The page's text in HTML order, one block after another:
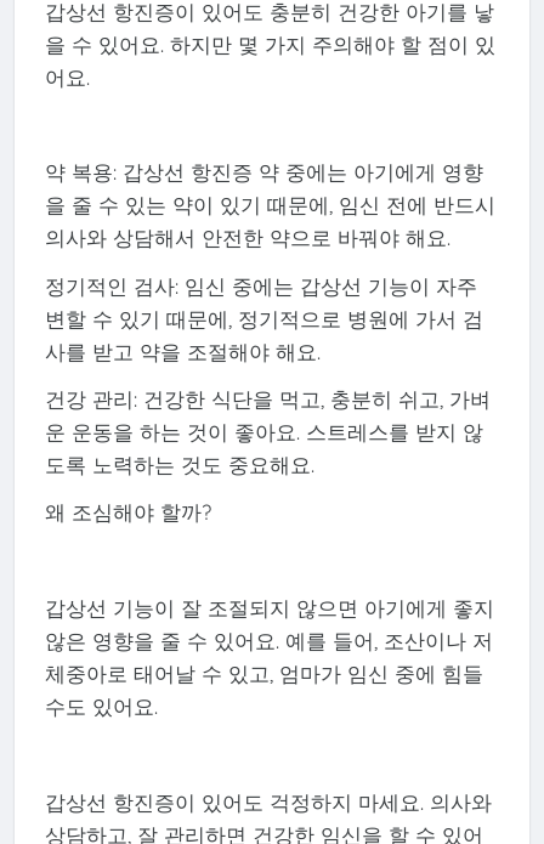
갑상선 항진증이 있어도 충분히 건강한 아기를 낳
을 수 있어요. 하지만 몇 가지 주의해야 할 점이 있
어요.
약 복용: 갑상선 항진증 약 중에는 아기에게 영향
을 줄 수 있는 약이 있기 때문에, 임신 전에 반드시
의사와 상담해서 안전한 약으로 바꿔야 해요.
정기적인 검사: 임신 중에는 갑상선 기능이 자주
변할 수 있기 때문에, 정기적으로 병원에 가서 검
사를 받고 약을 조절해야 해요.
건강 관리: 건강한 식단을 먹고, 충분히 쉬고, 가벼
운 운동을 하는 것이 좋아요. 스트레스를 받지 않
도록 노력하는 것도 중요해요.
왜 조심해야 할까?
갑상선 기능이 잘 조절되지 않으면 아기에게 좋지
않은 영향을 줄 수 있어요. 예를 들어, 조산이나 저
체중아로 태어날 수 있고, 엄마가 임신 중에 힘들
수도 있어요.
갑상선 항진증이 있어도 걱정하지 마세요. 의사와
상담하고, 잘 관리하면 건강한 임신을 할 수 있어